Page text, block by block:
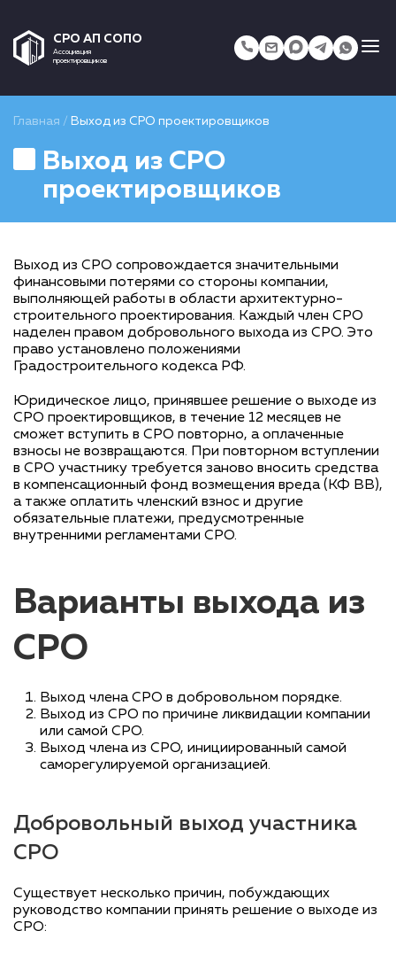
СРО АП СОПО
Ассоциация
проектировщиков
Главная / Выход из СРО проектировщиков
Выход из СРО
проектировщиков
Выход из СРО сопровождается значительными
финансовыми потерями со стороны компании,
выполняющей работы в области архитектурно-
строительного проектирования. Каждый член СРО
наделен правом добровольного выхода из СРО. Это
право установлено положениями
Градостроительного кодекса РФ.
Юридическое лицо, принявшее решение о выходе из
СРО проектировщиков, в течение 12 месяцев не
сможет вступить в СРО повторно, а оплаченные
взносы не возвращаются. При повторном вступлении
в СРО участнику требуется заново вносить средства
в компенсационный фонд возмещения вреда (КФ ВВ),
а также оплатить членский взнос и другие
обязательные платежи, предусмотренные
внутренними регламентами СРО.
Варианты выхода из
СРО
Выход члена СРО в добровольном порядке.
Выход из СРО по причине ликвидации компании
или самой СРО.
Выход члена из СРО, инициированный самой
саморегулируемой организацией.
Добровольный выход участника
СРО
Существует несколько причин, побуждающих
руководство компании принять решение о выходе из
СРО: